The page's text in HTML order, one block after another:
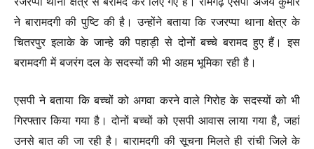
ने बारामदगी की पुष्टि की है। उन्होंने बताया कि रजरप्पा थाना क्षेत्र के
चितरपुर इलाके के जान्हे की पहाड़ी से दोनों बच्चे बरामद हुए हैं। इस
बरामदगी में बजरंग दल के सदस्यों की भी अहम भूमिका रही है।
एसपी ने बताया कि बच्चों को अगवा करने वाले गिरोह के सदस्यों को भी
गिरफ्तार किया गया है। दोनों बच्चों को एसपी आवास लाया गया है, जहां
उनसे बात की जा रही है। बारामदगी की सूचना मिलते ही रांची जिले के